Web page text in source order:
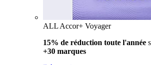
ALL Accor+ Voyager
15% de réduction toute l'année
+30 marques